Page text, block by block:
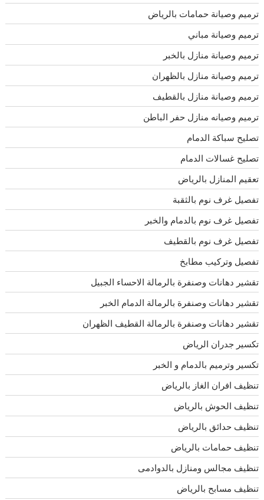
ترميم وصيانة حمامات بالرياض
ترميم وصيانة مباني
ترميم وصيانة منازل بالخبر
ترميم وصيانة منازل بالظهران
ترميم وصيانة منازل بالقطيف
ترميم وصيانه منازل حفر الباطن
تصليح سباكة الدمام
تصليح غسالات الدمام
تعقيم المنازل بالرياض
تفصيل غرف نوم بالثقبة
تفصيل غرف نوم بالدمام والخبر
تفصيل غرف نوم بالقطيف
تفصيل وتركيب مطابخ
تقشير دهانات وصنفرة بالرمالة الاحساء الجبيل
تقشير دهانات وصنفرة بالرمالة الدمام الخبر
تقشير دهانات وصنفرة بالرمالة القطيف الظهران
تكسير جدران الرياض
تكسير وترميم بالدمام و الخبر
تنظيف افران الغاز بالرياض
تنظيف الحوش بالرياض
تنظيف حدائق بالرياض
تنظيف حمامات بالرياض
تنظيف مجالس ومنازل بالدوادمى
تنظيف مسابح بالرياض